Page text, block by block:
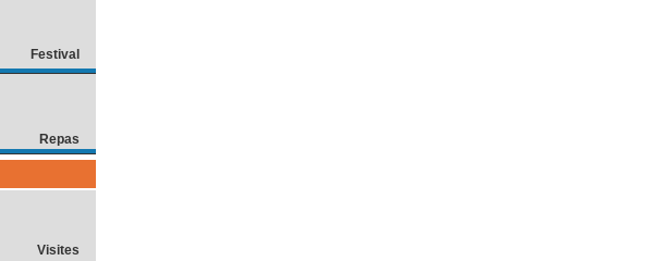
Festival
Repas
Visites